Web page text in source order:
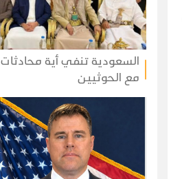
السعودية تنفي أية محادثات
مع الحوثيين